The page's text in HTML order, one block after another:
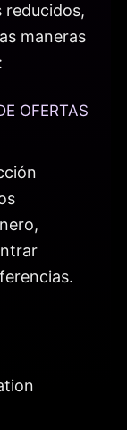
reducidos,
maneras
OFERTAS